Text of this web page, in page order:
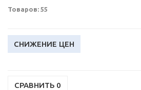
Уточняйте, пожалуйста, наличие
Товаров: 55
СНИЖЕНИЕ ЦЕН
СРАВНИТЬ 0